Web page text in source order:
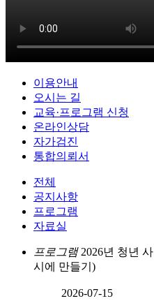
이용안내
오시는 길
교육·프로그램 신청
온라인상담
자가검진
통합의뢰서
전체
공지사항
프로그램
자료실
프로그램 2026년 청년
시에 만들기)
2026-07-15